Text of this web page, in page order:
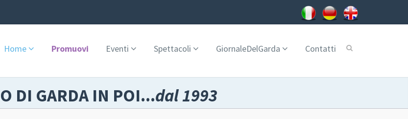
Home Promuovi Eventi Spettacoli GiornaleDelGarda Contatti
DI GARDA IN POI...dal 1993